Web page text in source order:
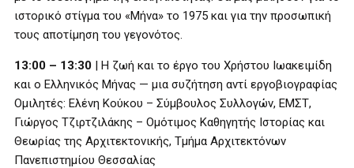
ιστορικό στίγμα του «Μήνα» το 1975 και για την προσωπική
τους αποτίμηση του γεγονότος.
13:00 – 13:30 | Η ζωή και το έργο του Χρήστου Ιωακειμίδη
και ο Ελληνικός Μήνας — μια συζήτηση αντί εργοβιογραφίας
Ομιλητές: Ελένη Κούκου – Σύμβουλος Συλλογών, ΕΜΣΤ,
Γιώργος Τζιρτζιλάκης – Ομότιμος Καθηγητής Ιστορίας και
Θεωρίας της Αρχιτεκτονικής, Τμήμα Αρχιτεκτόνων
Πανεπιστημίου Θεσσαλίας